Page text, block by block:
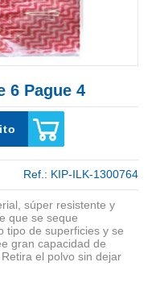
6 Pague 4
Ref.: KIP-ILK-1300764
súper resistente y
que se seque
tipo de superficies y se
gran capacidad de
el polvo sin dejar